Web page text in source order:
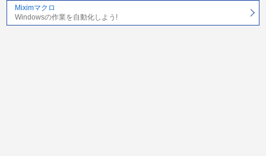
Miximマクロ
Windowsの作業を自動化しよう!